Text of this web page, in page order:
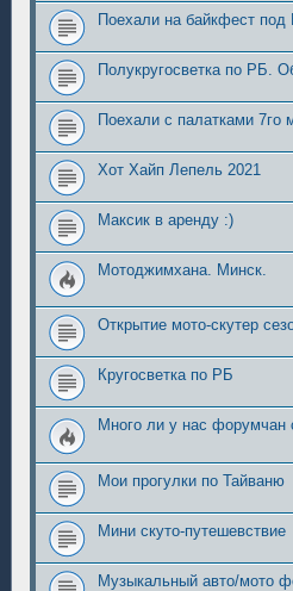
Поехали на байкфест под
Полукругосветка по РБ.
Поехали с палатками 7го
Хот Хайп Лепель 2021
Максик в аренду :)
Мотоджимхана. Минск.
Открытие мото-скутер
Кругосветка по РБ
Много ли у нас форумчан
Мои прогулки по Тайваню
Мини скуто-путешевствие
Музыкальный авто/мото